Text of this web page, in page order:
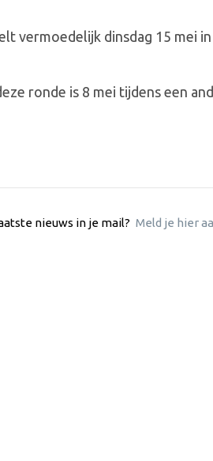
vermoedelijk dinsdag 15 mei
ronde is 8 mei tijdens een
nieuws in je mail? Meld je hier